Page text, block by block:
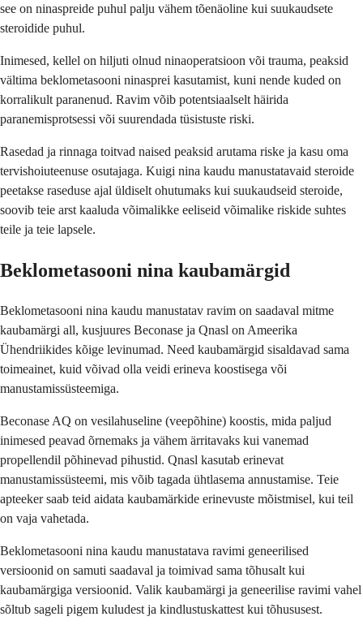
see on ninaspreide puhul palju vähem tõenäoline kui suukaudsete
steroidide puhul.
Inimesed, kellel on hiljuti olnud ninaoperatsioon või trauma, peaksid
vältima beklometasooni ninasprei kasutamist, kuni nende kuded on
korralikult paranenud. Ravim võib potentsiaalselt häirida
paranemisprotsessi või suurendada tüsistuste riski.
Rasedad ja rinnaga toitvad naised peaksid arutama riske ja kasu oma
tervishoiuteenuse osutajaga. Kuigi nina kaudu manustatavaid steroide
peetakse raseduse ajal üldiselt ohutumaks kui suukaudseid steroide,
soovib teie arst kaaluda võimalikke eeliseid võimalike riskide suhtes
teile ja teie lapsele.
Beklometasooni nina kaubamärgid
Beklometasooni nina kaudu manustatav ravim on saadaval mitme
kaubamärgi all, kusjuures Beconase ja Qnasl on Ameerika
Ühendriikides kõige levinumad. Need kaubamärgid sisaldavad sama
toimeainet, kuid võivad olla veidi erineva koostisega või
manustamissüsteemiga.
Beconase AQ on vesilahuseline (veepõhine) koostis, mida paljud
inimesed peavad õrnemaks ja vähem ärritavaks kui vanemad
propellendil põhinevad pihustid. Qnasl kasutab erinevat
manustamissüsteemi, mis võib tagada ühtlasema annustamise. Teie
apteeker saab teid aidata kaubamärkide erinevuste mõistmisel, kui teil
on vaja vahetada.
Beklometasooni nina kaudu manustatava ravimi geneerilised
versioonid on samuti saadaval ja toimivad sama tõhusalt kui
kaubamärgiga versioonid. Valik kaubamärgi ja geneerilise ravimi vahel
sõltub sageli pigem kuludest ja kindlustuskattest kui tõhususest.